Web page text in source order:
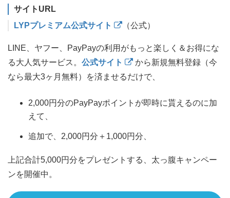
サイトURL
LYPプレミアム公式サイト
（公式）
LINE、ヤフー、PayPayの利用がもっと楽しく＆お得にな
る大人気サービス。 公式サイト
から新規無料登録（今
なら最大3ヶ月無料）を済ませるだけで、
2,000円分のPayPayポイントが即時に貰えるのに加
えて、
追加で、2,000円分＋1,000円分、
上記合計5,000円分をプレゼントする、太っ腹キャンペー
ンを開催中。